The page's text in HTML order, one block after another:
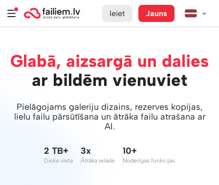
Ieiet Jauns
Glabā, aizsargā un dalies
ar bildēm vienuviet
Pielāgojams galeriju dizains, rezerves kopijas,
lielu failu pārsūtīšana un ātrāka failu atrašana ar
AI.
2 TB+
Diska vieta
3x
Ātrāka ielāde
10+
Noderīgas funkcijas